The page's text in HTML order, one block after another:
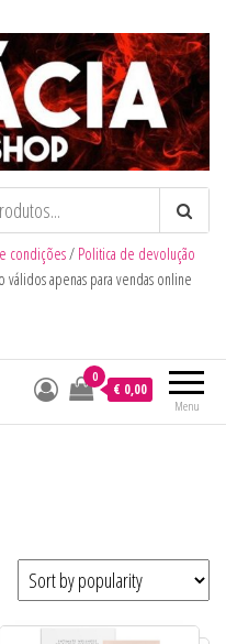
condições/ Politica de devolução
apenas para vendas online
Menu
0
€ 0,00